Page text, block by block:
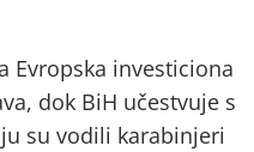
Evropska investiciona
dok BiH učestvuje s
su vodili karabinjeri